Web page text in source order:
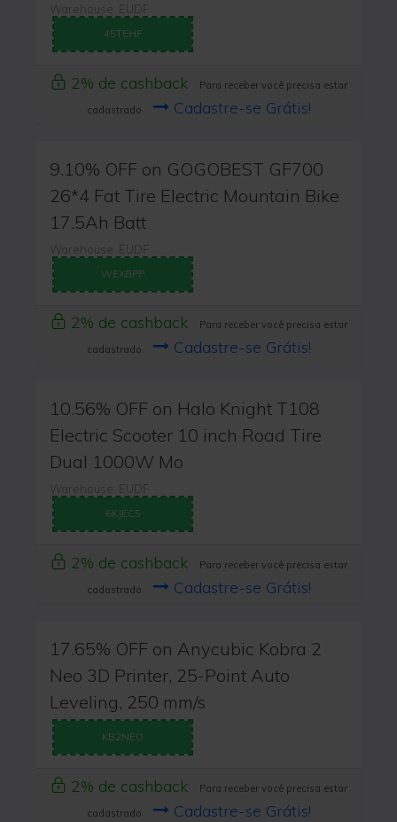
Warehouse: EUDF
45TEHF
2% de cashback
Para receber você precisa estar
cadastrado
Cadastre-se Grátis!
9.10% OFF on GOGOBEST GF700
26*4 Fat Tire Electric Mountain Bike
17.5Ah Batt
Warehouse: EUDF
WEXBPP
2% de cashback
Para receber você precisa estar
cadastrado
Cadastre-se Grátis!
10.56% OFF on Halo Knight T108
Electric Scooter 10 inch Road Tire
Dual 1000W Mo
Warehouse: EUDF
6KJEC5
2% de cashback
Para receber você precisa estar
cadastrado
Cadastre-se Grátis!
17.65% OFF on Anycubic Kobra 2
Neo 3D Printer, 25-Point Auto
Leveling, 250 mm/s
KB2NEO
2% de cashback
Para receber você precisa estar
cadastrado
Cadastre-se Grátis!